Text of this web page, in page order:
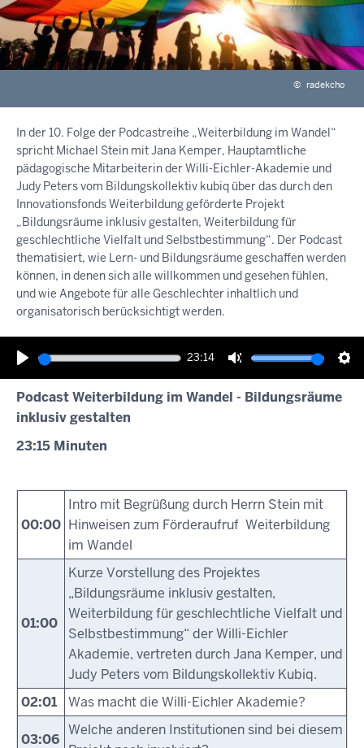
© radekcho
In der 10. Folge der Podcastreihe „Weiterbildung im Wandel“
spricht Michael Stein mit Jana Kemper, Hauptamtliche
pädagogische Mitarbeiterin der Willi-Eichler-Akademie und
Judy Peters vom Bildungskollektiv kubiq über das durch den
Innovationsfonds Weiterbildung geförderte Projekt
„Bildungsräume inklusiv gestalten, Weiterbildung für
geschlechtliche Vielfalt und Selbstbestimmung“. Der Podcast
thematisiert, wie Lern- und Bildungsräume geschaffen werden
können, in denen sich alle willkommen und gesehen fühlen,
und wie Angebote für alle Geschlechter inhaltlich und
organisatorisch berücksichtigt werden.
Wiedergabe
23:14
Ton
stummschalten
Podcast Weiterbildung im Wandel - Bildungsräume
inklusiv gestalten
23:15 Minuten
00:00
Intro mit Begrüßung durch Herrn Stein mit
Hinweisen zum Förderaufruf Weiterbildung
im Wandel
01:00
Kurze Vorstellung des Projektes
„Bildungsräume inklusiv gestalten,
Weiterbildung für geschlechtliche Vielfalt und
Selbstbestimmung“ der Willi-Eichler
Akademie, vertreten durch Jana Kemper, und
Judy Peters vom Bildungskollektiv Kubiq.
02:01
Was macht die Willi-Eichler Akademie?
03:06
Welche anderen Institutionen sind bei diesem